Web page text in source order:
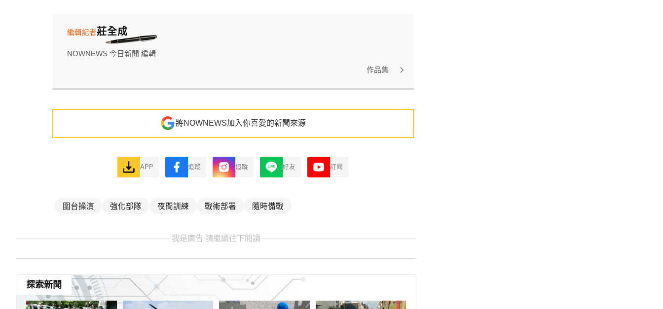
莊全成
編輯記者
NOWNEWS 今日新聞 編輯
作品集
將NOWNEWS加入你喜愛的新聞來源
APP 追蹤 追蹤 好友 訂閱
圍台操演 強化部隊 夜間訓練 戰術部署 隨時備戰
我是廣告 請繼續往下閱讀
探索新聞